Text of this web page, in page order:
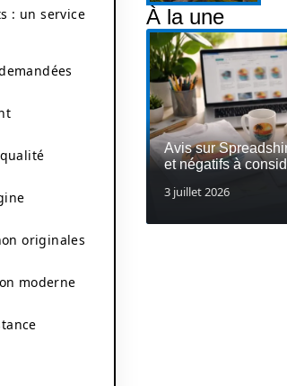
: un service
originales
moderne
À la une
Avis sur
et négatifs à
3 juillet 2026